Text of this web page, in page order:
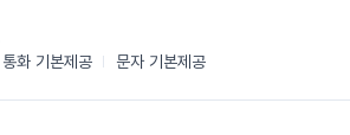
통화 기본제공 문자 기본제공